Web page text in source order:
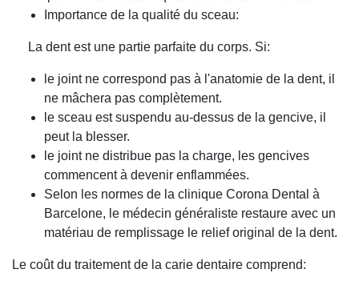
Importance de la qualité du sceau:
La dent est une partie parfaite du corps. Si:
le joint ne correspond pas à l'anatomie de la dent, il
ne mâchera pas complètement.
le sceau est suspendu au-dessus de la gencive, il
peut la blesser.
le joint ne distribue pas la charge, les gencives
commencent à devenir enflammées.
Selon les normes de la clinique Corona Dental à
Barcelone, le médecin généraliste restaure avec un
matériau de remplissage le relief original de la dent.
Le coût du traitement de la carie dentaire comprend: